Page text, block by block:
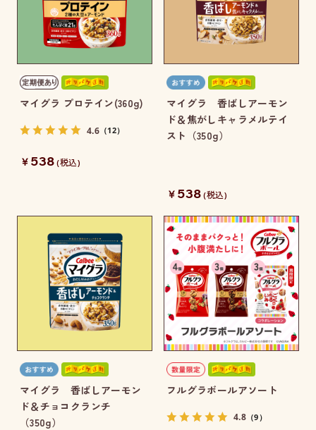
マイグラ プロテイン(360g)
4.6 （12）
￥538 (税込)
マイグラ 香ばしアーモン
ド＆焦がしキャラメルテイ
スト（350g）
￥538 (税込)
マイグラ 香ばしアーモン
ド＆チョコクランチ
（350g）
フルグラボールアソート
4.8 （9）